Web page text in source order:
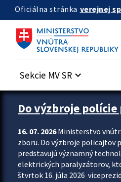
Preskocit na hlavný obsah
Oficiálna stránka verejnej
Sekcie MV SR keyboard_arrow_down
Zastavit automatický posun upútavok
Do výzbroje
16. 07. 2026Ministerstvo
zboru. Do výzbroje policajtov
predstavujú významný
elektrických paralyzátorov,
štvrtok 16. júla 2026